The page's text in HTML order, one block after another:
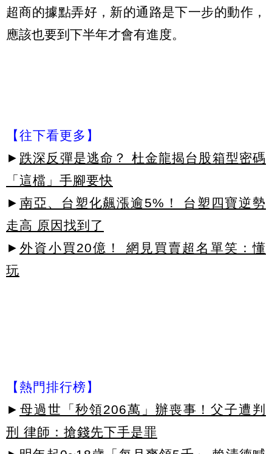
超商的據點弄好，新的通路是下一步的動作，
應該也要到下半年才會有進度。
【往下看更多】
► 跌深反彈是逃命？ 杜金龍揭台股箱型密碼
「這檔」手腳要快
► 南亞、台塑化飆漲逾5%！ 台塑四寶逆勢
走高 原因找到了
► 外資小買20億！ 網見買賣超名單笑：懂
玩
【熱門排行榜】
► 母過世「秒領206萬」辦喪事！父子遭判
刑 律師：搶錢先下手是罪